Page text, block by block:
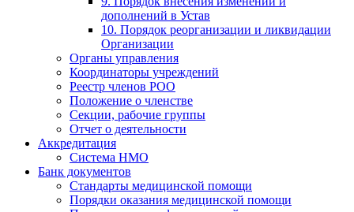
дополнений в Устав
10. Порядок реорганизации и ликвидации
Организации
Органы управления
Координаторы учреждений
Реестр членов РОО
Положение о членстве
Секции, рабочие группы
Отчет о деятельности
Аккредитация
Система НМО
Банк документов
Стандарты медицинской помощи
Порядки оказания медицинской помощи